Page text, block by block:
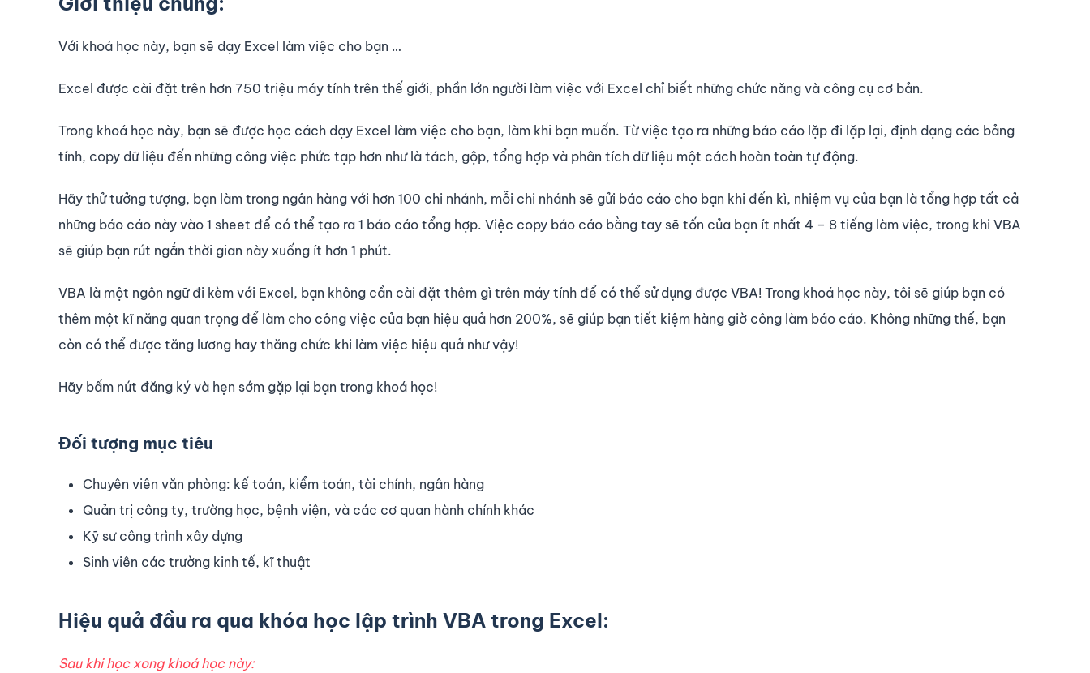
Với khoá học này, bạn sẽ dạy Excel làm việc cho bạn …
Excel được cài đặt trên hơn 750 triệu máy tính trên thế giới, phần lớn người làm việc với Excel chỉ biết những chức năng và công cụ cơ bản.
Trong khoá học này, bạn sẽ được học cách dạy Excel làm việc cho bạn, làm khi bạn muốn. Từ việc tạo ra những báo cáo lặp đi lặp lại, định dạng các bảng
tính, copy dữ liệu đến những công việc phức tạp hơn như là tách, gộp, tổng hợp và phân tích dữ liệu một cách hoàn toàn tự động.
Hãy thử tưởng tượng, bạn làm trong ngân hàng với hơn 100 chi nhánh, mỗi chi nhánh sẽ gửi báo cáo cho bạn khi đến kì, nhiệm vụ của bạn là tổng hợp tất cả
những báo cáo này vào 1 sheet để có thể tạo ra 1 báo cáo tổng hợp. Việc copy báo cáo bằng tay sẽ tốn của bạn ít nhất 4 – 8 tiếng làm việc, trong khi VBA
sẽ giúp bạn rút ngắn thời gian này xuống ít hơn 1 phút.
VBA là một ngôn ngữ đi kèm với Excel, bạn không cần cài đặt thêm gì trên máy tính để có thể sử dụng được VBA! Trong khoá học này, tôi sẽ giúp bạn có
thêm một kĩ năng quan trọng để làm cho công việc của bạn hiệu quả hơn 200%, sẽ giúp bạn tiết kiệm hàng giờ công làm báo cáo. Không những thế, bạn
còn có thể được tăng lương hay thăng chức khi làm việc hiệu quả như vậy!
Hãy bấm nút đăng ký và hẹn sớm gặp lại bạn trong khoá học!
Đối tượng mục tiêu
Chuyên viên văn phòng: kế toán, kiểm toán, tài chính, ngân hàng
Quản trị công ty, trường học, bệnh viện, và các cơ quan hành chính khác
Kỹ sư công trình xây dựng
Sinh viên các trường kinh tế, kĩ thuật
Hiệu quả đầu ra qua khóa học lập trình VBA trong Excel:
Sau khi học xong khoá học này: